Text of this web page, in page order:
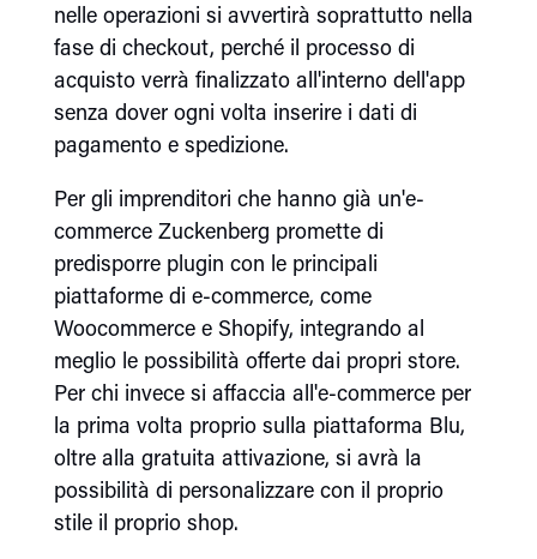
nelle operazioni si avvertirà soprattutto nella
fase di checkout, perché il processo di
acquisto verrà finalizzato all'interno dell'app
senza dover ogni volta inserire i dati di
pagamento e spedizione.
Per gli imprenditori che hanno già un'e-
commerce Zuckenberg promette di
predisporre plugin con le principali
piattaforme di e-commerce, come
Woocommerce e Shopify, integrando al
meglio le possibilità offerte dai propri store.
Per chi invece si affaccia all'e-commerce per
la prima volta proprio sulla piattaforma Blu,
oltre alla gratuita attivazione, si avrà la
possibilità di personalizzare con il proprio
stile il proprio shop.